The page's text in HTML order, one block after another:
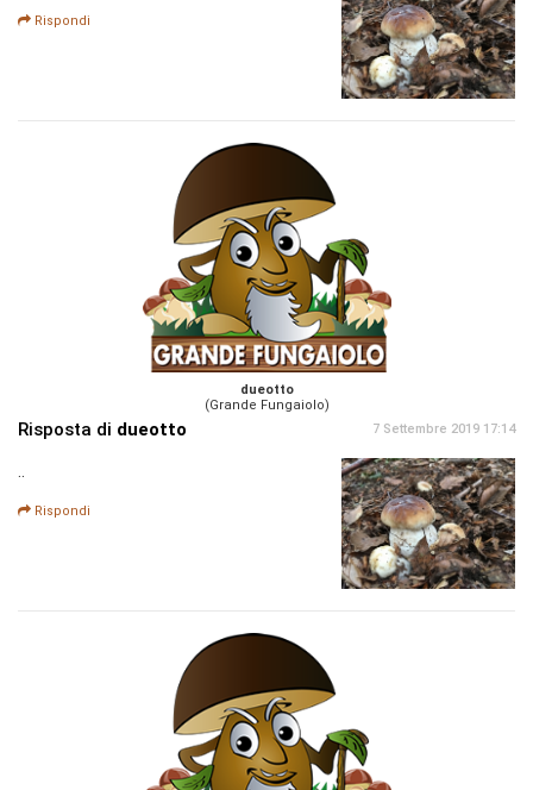
Rispondi
dueotto
(Grande Fungaiolo)
Risposta di dueotto 7 Settembre 2019 17:14
..
Rispondi